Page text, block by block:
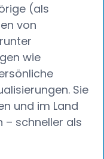
(als
von
wie
Sie
und im Land
– schneller als